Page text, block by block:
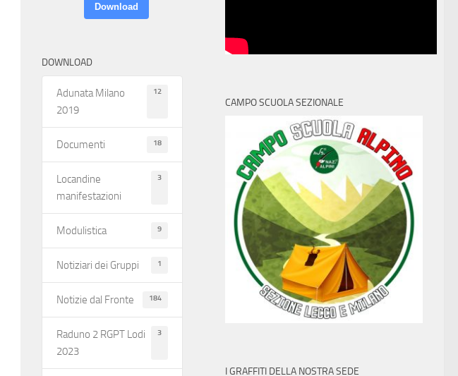
Lutto per l’attentato in Irak
13 NOVEMBRE 2003
0
Sabato 29 novembre: Colletta del
CAMPO SCUOLA SEZIONALE
I GRAFFITI DELLA NOSTRA SEDE
Download
DOWNLOAD
Adunata Milano
2019
12
Documenti 18
Locandine
manifestazioni
3
Modulistica 9
Notiziari dei Gruppi 1
Notizie dal Fronte 184
Raduno 2 RGPT Lodi
2023
3